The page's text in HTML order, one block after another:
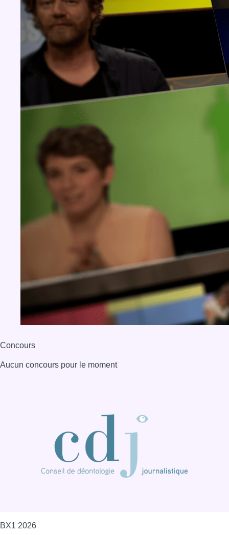
Concours
Aucun concours pour le moment
BX1 2026